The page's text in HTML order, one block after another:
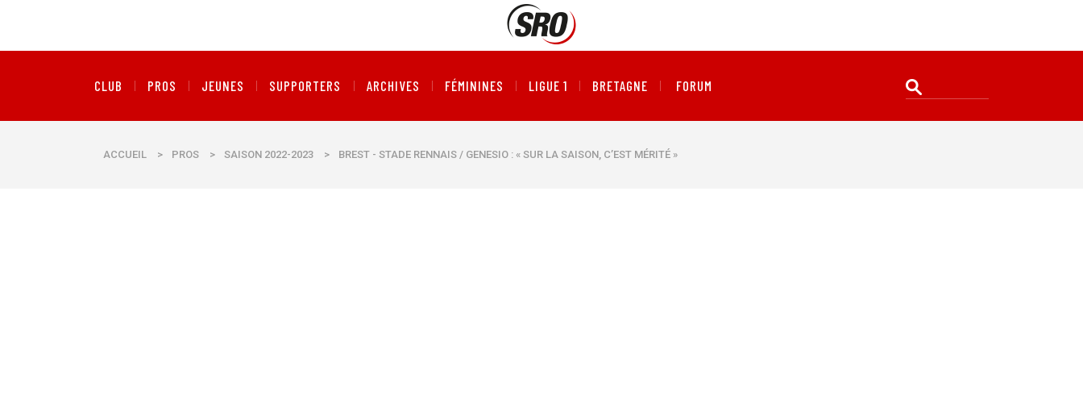
CLUB PROS JEUNES SUPPORTERS ARCHIVES FÉMININES LIGUE 1 BRETAGNE FORUM
ACCUEIL > PROS > SAISON 2022-2023 > BREST - STADE RENNAIS / GENESIO : « SUR LA SAISON, C’EST MÉRITÉ »